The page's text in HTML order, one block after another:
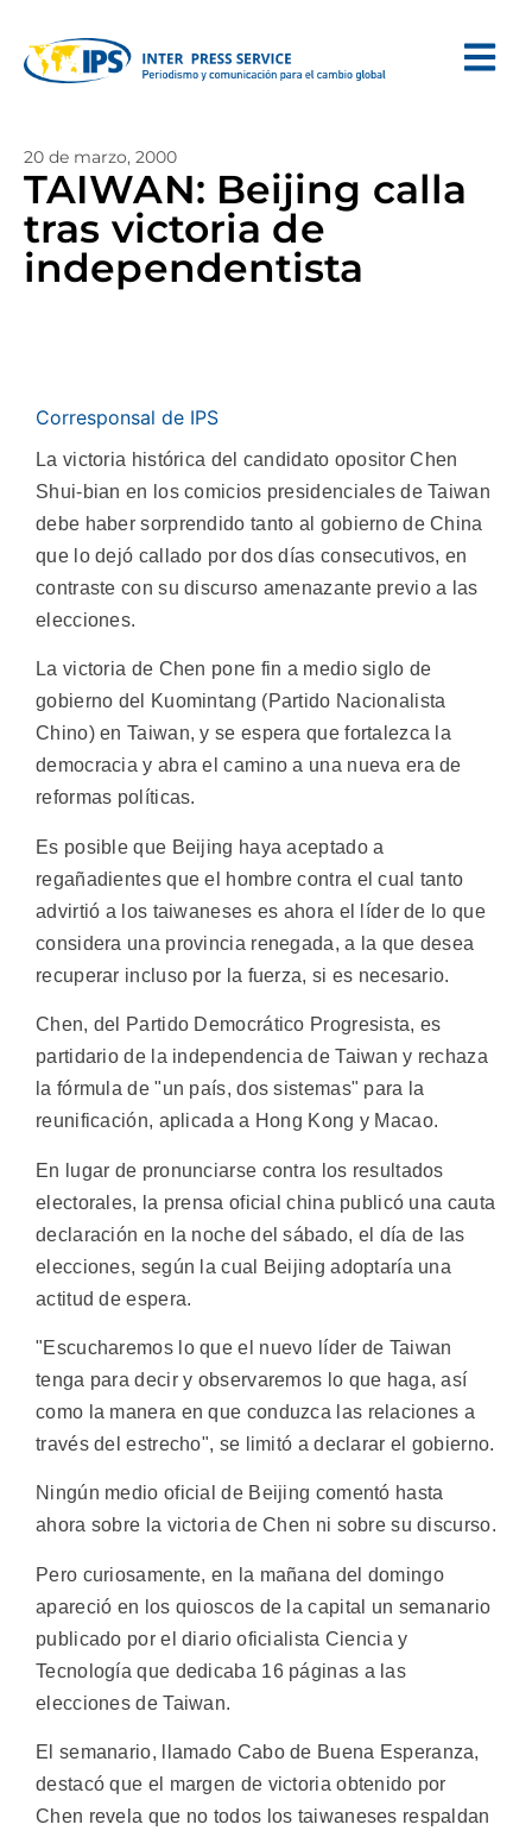
20 de marzo, 2000
TAIWAN: Beijing calla
tras victoria de
independentista
Corresponsal de IPS
La victoria histórica del candidato opositor Chen
Shui-bian en los comicios presidenciales de Taiwan
debe haber sorprendido tanto al gobierno de China
que lo dejó callado por dos días consecutivos, en
contraste con su discurso amenazante previo a las
elecciones.
La victoria de Chen pone fin a medio siglo de
gobierno del Kuomintang (Partido Nacionalista
Chino) en Taiwan, y se espera que fortalezca la
democracia y abra el camino a una nueva era de
reformas políticas.
Es posible que Beijing haya aceptado a
regañadientes que el hombre contra el cual tanto
advirtió a los taiwaneses es ahora el líder de lo que
considera una provincia renegada, a la que desea
recuperar incluso por la fuerza, si es necesario.
Chen, del Partido Democrático Progresista, es
partidario de la independencia de Taiwan y rechaza
la fórmula de "un país, dos sistemas" para la
reunificación, aplicada a Hong Kong y Macao.
En lugar de pronunciarse contra los resultados
electorales, la prensa oficial china publicó una cauta
declaración en la noche del sábado, el día de las
elecciones, según la cual Beijing adoptaría una
actitud de espera.
"Escucharemos lo que el nuevo líder de Taiwan
tenga para decir y observaremos lo que haga, así
como la manera en que conduzca las relaciones a
través del estrecho", se limitó a declarar el gobierno.
Ningún medio oficial de Beijing comentó hasta
ahora sobre la victoria de Chen ni sobre su discurso.
Pero curiosamente, en la mañana del domingo
apareció en los quioscos de la capital un semanario
publicado por el diario oficialista Ciencia y
Tecnología que dedicaba 16 páginas a las
elecciones de Taiwan.
El semanario, llamado Cabo de Buena Esperanza,
destacó que el margen de victoria obtenido por
Chen revela que no todos los taiwaneses respaldan